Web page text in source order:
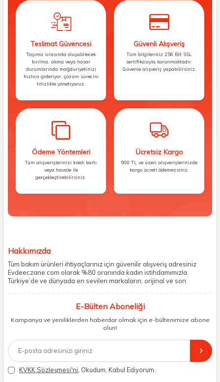
Teslimat Güvencesi
Taşıma sırasında oluşabilecek
kırılma, akma veya hasar
durumlarında mağduriyetinizi
hızlıca gideriyor, çözüm sürecini
titizlikle yönetiyoruz.
Güvenli Alışveriş
Tüm bilgileriniz 256 Bit SSL
sertifikasıyla korunmaktadır.
Güvenle alışveriş yapabilirsiniz.
Ödeme Yöntemleri
Tüm alışverişlerinizi kredi kartı
veya havale ile
gerçekleştirebilirsiniz.
Ücretsiz Kargo
500 TL ve üzeri alışverişlerinizde
kargo ücreti ödemezsiniz.
Hakkımızda
Tüm bakım ürünleri ihtiyaçlarınız için güvenilir alışveriş adresiniz
Evdeeczane.com olarak %80 oranında kadın istihdamımızla,
Türkiye’de ve dünyada en sevilen markaların, orijinal ve son
paketliyoruz. Herhangi bir durumdan dolayı olumsuz olarak geri
müşteri temsilcilerimiz aracılığı ile gerekli tüm desteği sağlıyoruz.
2017 yılından bugüne, yüzlerce marka ve binlerce ürün seçeneğini
doğrudan markalardan ya da markaların yetkili Türkiye
distribütörlerinden faturalı olarak tedarik ediyor ve müşterilerimize
aynı şekilde faturalı ve orijinal ambalajlarda gönderim sağlıyoruz.
Paketleme sürecinde geri dönüştürülebilir malzemeler kullanarak
atık oranımızı en aza indiriyor ve daha yaşanabilir bir dünya
E-Bülten Aboneliği
Kampanya ve yeniliklerden haberdar olmak için e-bültenimize abone
olun!
KVKK Sözleşmesi'ni , Okudum, Kabul Ediyorum.